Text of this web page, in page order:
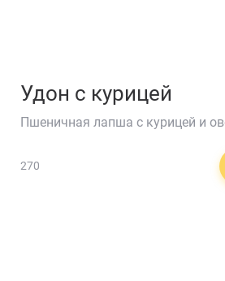
Удон с курицей
Пшеничная лапша с курицей и
270